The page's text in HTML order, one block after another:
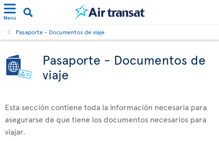
Menú
Pasaporte - Documentos de viaje
Pasaporte - Documentos de
viaje
Esta sección contiene toda la información necesaria para
asegurarse de que tiene los documentos necesarios para
viajar.